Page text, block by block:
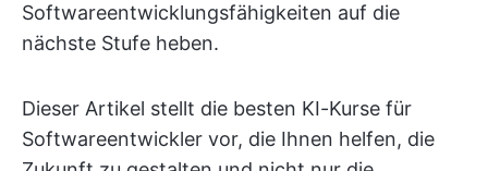
Softwareentwicklungsfähigkeiten auf die
nächste Stufe heben.
Dieser Artikel stellt die besten KI-Kurse für
Softwareentwickler vor, die Ihnen helfen, die